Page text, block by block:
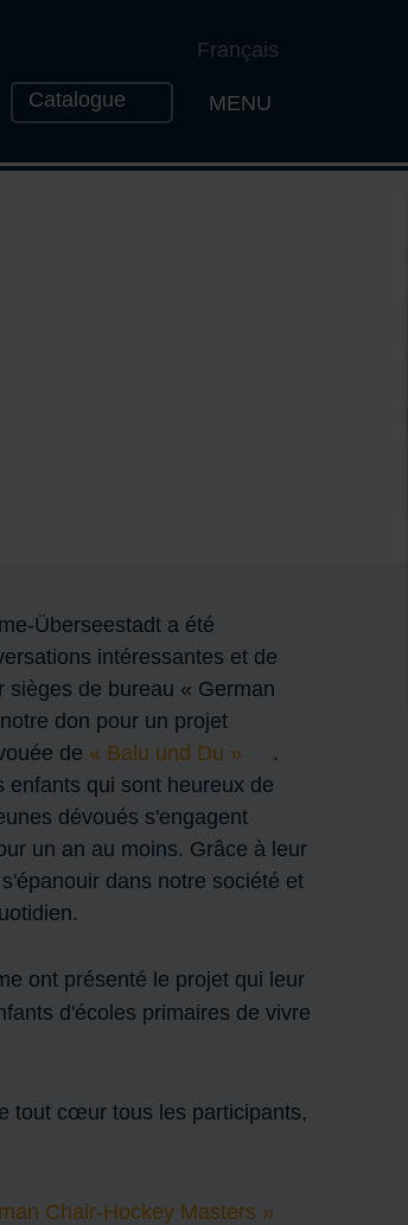
Français
Catalogue
MENU
Überseestadt a été
intéressantes et de
de bureau « German
don pour un projet
de « Balu und Du »
.
enfants qui sont heureux de
dévoués s'engagent
un an au moins. Grâce à leur
dans notre société et
ont présenté le projet qui leur
d'écoles primaires de vivre
tout cœur tous les participants,
Chair-Hockey Masters »